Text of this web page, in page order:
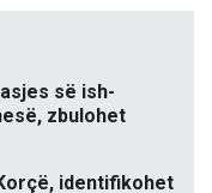
së ish-
zbulohet
identifikohet